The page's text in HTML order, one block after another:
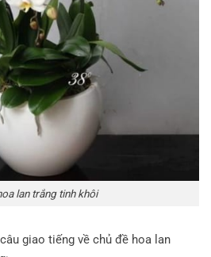
lan trắng tinh khôi
giao tiếng về chủ đề hoa lan